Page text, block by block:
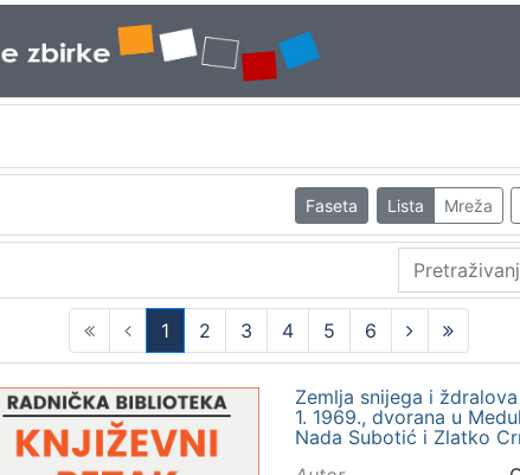
Faseta Lista Mreža
1
(current)
2 3 4 5
6
Zemlja snijega i
1. 1969., dvorana u
Nada Subotić i Zlatko